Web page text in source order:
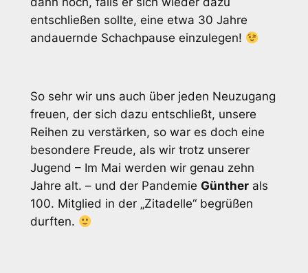
entschließen sollte, eine etwa 30 Jahre
andauernde Schachpause einzulegen!
So sehr wir uns auch über jeden Neuzugang
freuen, der sich dazu entschließt, unsere
Reihen zu verstärken, so war es doch eine
besondere Freude, als wir trotz unserer
Jugend – Im Mai werden wir genau zehn
Jahre alt. – und der Pandemie Güntherals
100. Mitglied in der „Zitadelle“ begrüßen
durften.